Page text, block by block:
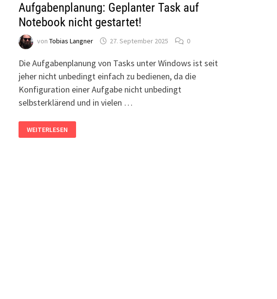
Aufgabenplanung: Geplanter Task auf
Notebook nicht gestartet!
vonTobias Langner 27. September 2025 0
Die Aufgabenplanung von Tasks unter Windows ist seit
jeher nicht unbedingt einfach zu bedienen, da die
Konfiguration einer Aufgabe nicht unbedingt
selbsterklärend und in vielen …
AUFGABENPLANUNG:
GEPLANTER
TASK
WEITERLESEN